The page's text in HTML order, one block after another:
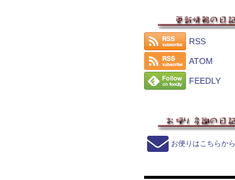
RSS
ATOM
FEEDLY
お便りはこちらから